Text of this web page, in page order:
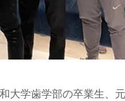
大学歯学部の卒業生、